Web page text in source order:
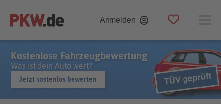
Anmelden
Kostenlose Fahrzeugbewertung
Was ist dein Auto wert?
Jetzt kostenlos bewerten